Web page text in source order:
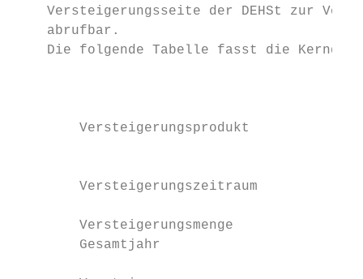
Versteigerungsseite der DEHSt zur
    abrufbar.
Die folgende Tabelle fasst die
Versteigerungsprodukt
Versteigerungszeitraum
Versteigerungsmenge
        Gesamtjahr